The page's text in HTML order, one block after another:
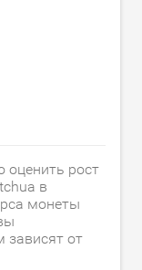
рост
в
монеты
зависят от